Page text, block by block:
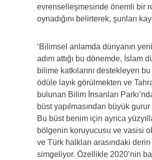
evrenselleşmesinde önemli bir
oynadığını belirterek, şunları
‘Bilimsel anlamda dünyanın
adım attığı bu dönemde, İslam
bilime katkılarını destekleyen
ödüle layık görülmekten ve
bulunan Bilim İnsanları
büst yapılmasından büyük
Bu büst benim için ayrıca
bölgenin koruyucusu ve vasisi
ve Türk halkları arasındaki
simgeliyor. Özellikle 2020’nin